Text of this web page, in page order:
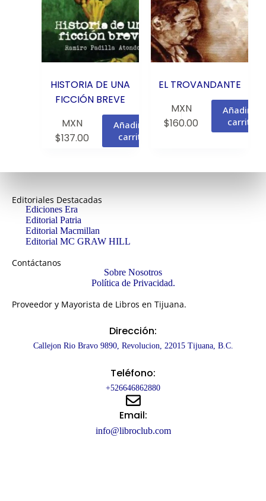
HISTORIA DE UNA
FICCIÓN BREVE
MXN
$137.00
Añadir al
carrito
EL TROVANDANTE
MXN
$160.00
Añadir al
carrito
Editoriales Destacadas
Ediciones Era
Editorial Patria
Editorial Macmillan
Editorial MC GRAW HILL
Contáctanos
Sobre Nosotros
Política de Privacidad.
Proveedor y Mayorista de Libros en Tijuana.
Dirección:
Callejon Rio Bravo 9890, Revolucion, 22015 Tijuana, B.C.
Teléfono:
+526646862880
Email:
info@libroclub.com